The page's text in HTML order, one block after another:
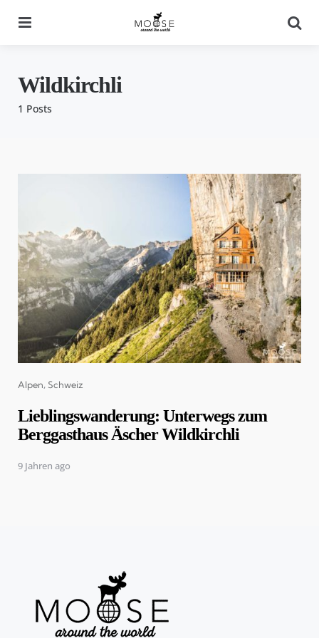
1 Posts
Wildkirchli
Categories
Alpen Schweiz
Lieblingswanderung: Unterwegs zum
Berggasthaus Äscher Wildkirchli
9 Jahren ago